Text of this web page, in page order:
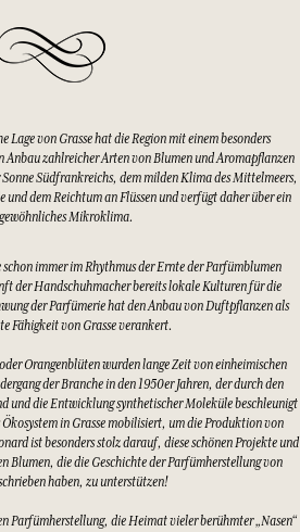
Lage von Grasse hat die Region mit einem besonders
Anbau zahlreicher Arten von Blumen und Aromapflanzen
Südfrankreichs, dem milden Klima des Mittelmeers,
dem Reichtum an Flüssen und verfügt daher über ein
Mikroklima.
immer im Rhythmus der Ernte der Parfümblumen
der Handschuhmacher bereits lokale Kulturen für die
der Parfümerie hat den Anbau von Duftpflanzen als
Fähigkeit von Grasse verankert.
Orangenblüten wurden lange Zeit von einheimischen
der Branche in den 1950er Jahren, der durch den
und die Entwicklung synthetischer Moleküle beschleunigt
in Grasse mobilisiert, um die Produktion von
ist besonders stolz darauf, diese schönen Projekte und
Blumen, die die Geschichte der Parfümherstellung von
haben, zu unterstützen!
Parfümherstellung, die Heimat vieler berühmter „Nasen“